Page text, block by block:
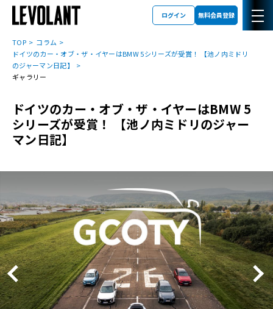
ログイン 無料会員登録
TOP
コラム
ドイツのカー・オブ・ザ・イヤーはBMW 5シリーズが受賞！ 【池ノ内ミドリ
のジャーマン日記】
ギャラリー
ドイツのカー・オブ・ザ・イヤーはBMW 5
シリーズが受賞！ 【池ノ内ミドリのジャー
マン日記】